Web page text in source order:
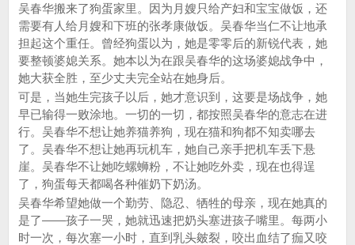
吴春华搬来了狗蛋家里。因为月嫂只给产妇和宝宝做饭，还
需要有人给月嫂和下班的张孝康做饭。吴春华当仁不让地承
担起这个重任。曾经狗蛋以为，她是零零后的新锐代表，她
要整顿婆媳关系。她本以为在跟吴春华的这场婆媳战争中，
她大获全胜，至少丈夫完全站在她身后。
可是，当她生完孩子以后，她才意识到，这要是场战争，她
早已输得一败涂地。一切的一切，都按照吴春华的意志在进
行。吴春华不想让她养猫养狗，现在猫和狗都不知卖哪去
了。吴春华不想让她再玩机车，她自己亲手把机车丢下悬
崖。吴春华不让她吃螺蛳粉，不让她吃外卖，现在也得逞
了，狗蛋每天都喝各种催奶下奶汤。
吴春华希望她做一个勤劳、隐忍、牺牲的母亲，现在她真的
是了——孩子一哭，她就迅速把奶头塞进孩子嘴里。每两小
时一次，每次塞一小时，直到乳头皴裂，咬出血结了痂又咬